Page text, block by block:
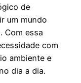
de
um mundo
Com essa
com
ambiente e
dia a dia.